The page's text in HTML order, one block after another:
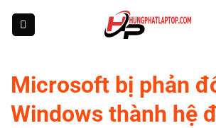
Microsoft bị phản
Windows thành hệ